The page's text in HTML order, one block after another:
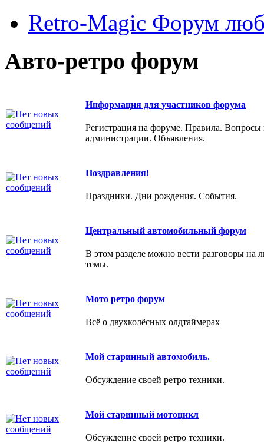
Retro-Magic Форум
Авто-ретро форум
Информация для участников форума
Регистрация на форуме. Правила. Вопросы
администрации. Объявления.
Поздравления!
Праздники. Дни рождения. События.
Центральный автомобильный форум
В этом разделе можно вести разговоры на
темы.
Мото ретро форум
Всё о двухколёсных олдтаймерах
Мой старинный автомобиль.
Обсуждение своей ретро техники.
Мой старинный мотоцикл
Обсуждение своей ретро техники.